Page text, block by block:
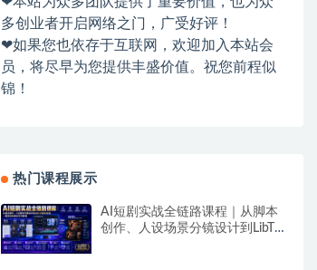
多创业者开启网络之门，广受好评！
❤如果您也依存于互联网，欢迎加入本站会
员，将尽早为您提供丰盛价值。祝您前程似
锦！
热门课程展示
AI短剧实战全链路课程｜从脚本
创作、人设场景分镜设计到LibTV